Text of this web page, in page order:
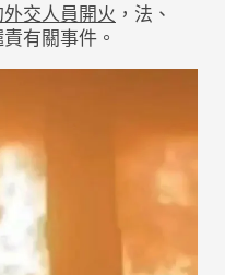
交人員開火 ，法、
有關事件。